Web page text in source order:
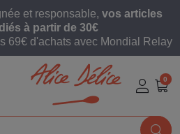
et responsable, vos articles
à partir de 30€
69€ d'achats avec Mondial Relay
0